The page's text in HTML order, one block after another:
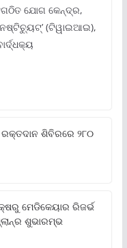
ଯୋଗ କେନ୍ଦ୍ର,
(ଟିୱାଇଆଇ),
ଶିବିରରେ ୨୮୦
ମେଡିକେୟାର ରିଜର୍ଭ
ଶୁଭାରମ୍ଭ